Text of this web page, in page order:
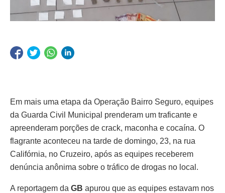
Em mais uma etapa da Operação Bairro Seguro, equipes
da Guarda Civil Municipal prenderam um traficante e
apreenderam porções de crack, maconha e cocaína. O
flagrante aconteceu na tarde de domingo, 23, na rua
Califórnia, no Cruzeiro, após as equipes receberem
denúncia anônima sobre o tráfico de drogas no local.
A reportagem da GB apurou que as equipes estavam nos